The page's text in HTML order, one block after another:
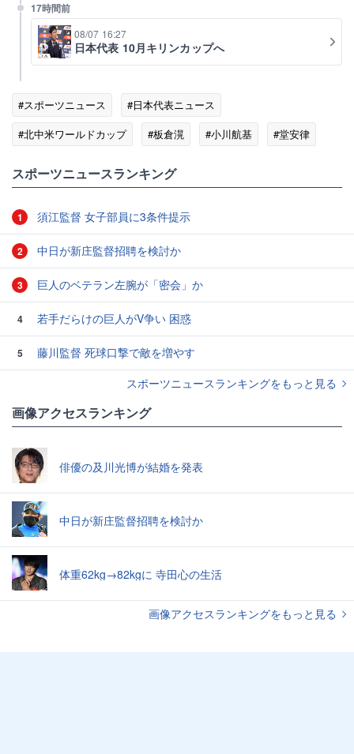
17時間前
08/07 16:27
日本代表 10月キリンカップへ
#スポーツニュース
#日本代表ニュース
#北中米ワールドカップ
#板倉滉 #小川航基
#堂安律
スポーツニュースランキング
1 須江監督 女子部員に3条件提示
2 中日が新庄監督招聘を検討か
3 巨人のベテラン左腕が「密会」か
4 若手だらけの巨人がV争い 困惑
5
藤川監督 死球口撃で敵を増やす
スポーツニュースランキングをもっと見る
画像アクセスランキング
俳優の及川光博が結婚を発表
中日が新庄監督招聘を検討か
体重62kg→82kgに 寺田心の生活
画像アクセスランキングをもっと見る